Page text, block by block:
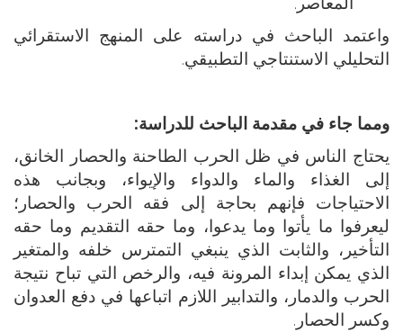
واعتمد الباحث في دراسته على المنهج الاستقرائي
التحليلي الاستنتاجي التطبيقي.
ومما جاء في مقدمة الباحث للدراسة:
يحتاج الناس في ظل الحرب الطاحنة والحصار الخانق،
إلى الغذاء والماء والدواء والإيواء، وبجانب هذه
الاحتياجات فإنهم بحاجة إلى فقه الحرب والحصار؛
ليعرفوا ما يأتوا وما يدعوا، وما حقه التقديم وما حقه
التأخير، والثابت الذي ينبغي التمترس خلفه والمتغير
الذي يمكن إبداء المرونة فيه، والرخص التي تباح نتيجة
الحرب والدمار، والتدابير اللازم اتباعها في دفع العدوان
وكسر الحصار.